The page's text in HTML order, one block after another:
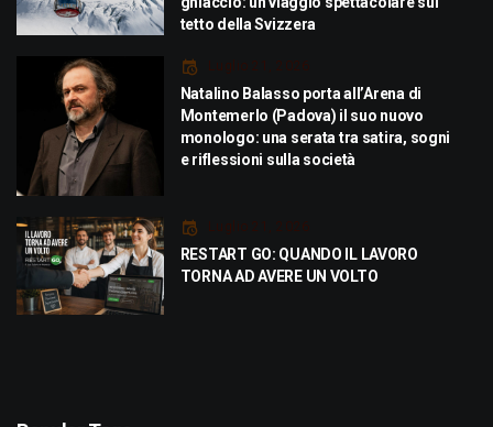
tetto della Svizzera
Luglio 21, 2026
Natalino Balasso porta all’Arena di
Montemerlo (Padova) il suo nuovo
monologo: una serata tra satira, sogni
e riflessioni sulla società
Luglio 21, 2026
RESTART GO: QUANDO IL LAVORO
TORNA AD AVERE UN VOLTO